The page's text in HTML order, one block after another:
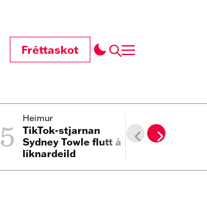
Fréttaskot
5 Heimur
TikTok-stjarnan
Sydney Towle flutt á
líknardeild
6
Lætur
baukinn í